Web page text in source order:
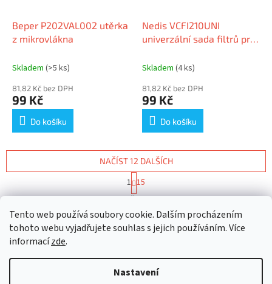
Tento web používá soubory cookie. Dalším procházením
tohoto webu vyjadřujete souhlas s jejich používáním. Více
informacízde.
Nastavení
Beper P202VAL002 utěrka
z mikrovlákna
Skladem (>5 ks)
81,82 Kč bez DPH
99 Kč
Do košíku
Nedis VCFI210UNI
univerzální sada filtrů pro
motorový filtr
Skladem (4 ks)
81,82 Kč bez DPH
99 Kč
Do košíku
O
l
á
c
í
NAČÍST 12 DALŠÍCH
S
t
r
n
k
á
n
1 15
172položek celkem
NAHORU
Vytvořil Shoptet